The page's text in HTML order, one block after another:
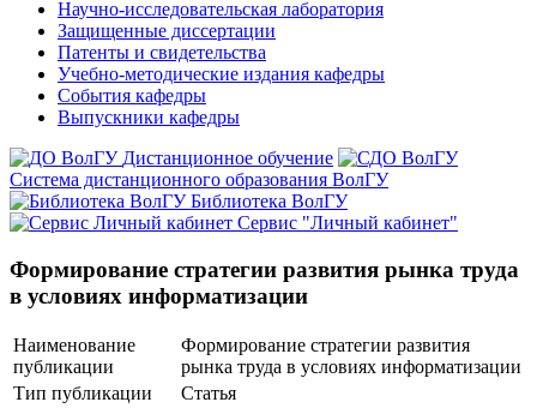
Научно-исследовательская лаборатория
Защищенные диссертации
Патенты и свидетельства
Учебно-методические издания кафедры
События кафедры
Выпускники кафедры
Дистанционное обучение
Система дистанционного образования ВолГУ
Библиотека ВолГУ
Сервис "Личный кабинет"
Формирование стратегии развития рынка труда
в условиях информатизации
Наименование
публикации
Формирование стратегии развития
рынка труда в условиях информатизации
Тип публикации
Статья